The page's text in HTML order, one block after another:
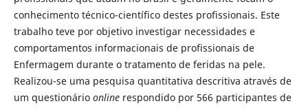
conhecimento técnico-científico destes profissionais. Este
trabalho teve por objetivo investigar necessidades e
comportamentos informacionais de profissionais de
Enfermagem durante o tratamento de feridas na pele.
Realizou-se uma pesquisa quantitativa descritiva através de
um questionário onlinerespondido por 566 participantes de